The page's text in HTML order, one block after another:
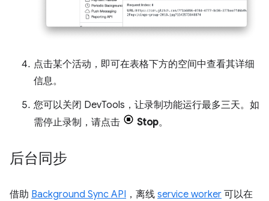
点击某个活动，即可在表格下方的空间中查看其详细
信息。
您可以关闭 DevTools，让录制功能运行最多三天。如
需停止录制，请点击
Stop。
后台同步
借助 Background Sync API ，离线 service worker 可以在